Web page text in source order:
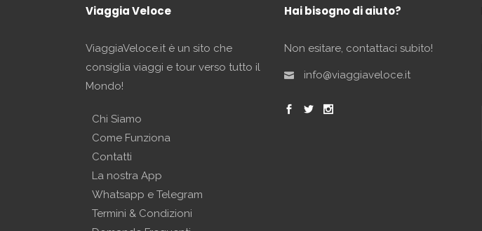
Viaggia Veloce
ViaggiaVeloce.it è un sito che
consiglia viaggi e tour verso tutto il
Mondo!
Chi Siamo
Come Funziona
Contatti
La nostra App
Whatsapp e Telegram
Termini & Condizioni
Hai bisogno di aiuto?
Non esitare, contattaci subito!
info@viaggiaveloce.it